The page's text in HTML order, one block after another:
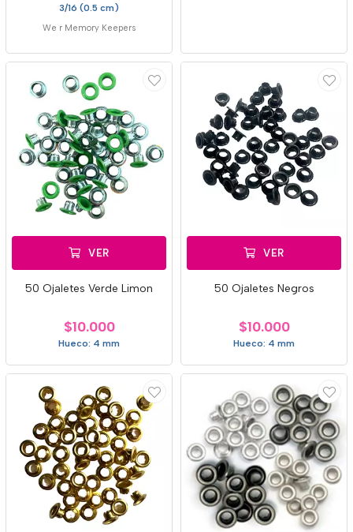
3/16 (0.5 cm)
We r Memory Keepers
VER
50 Ojaletes Verde Limon
$10.000
Hueco: 4 mm
VER
50 Ojaletes Negros
$10.000
Hueco: 4 mm